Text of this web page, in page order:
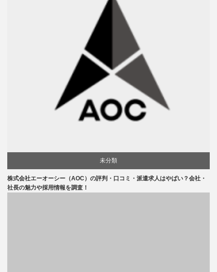
未分類
株式会社エーオーシー（AOC）の評判・口コミ・派遣求人はやばい？会社・
社長の魅力や採用情報を調査！